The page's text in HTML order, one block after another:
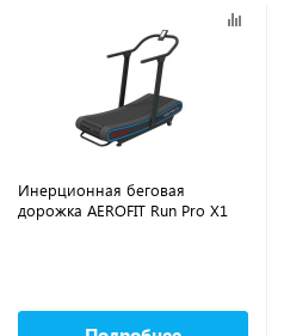
Инерционная беговая
дорожка AEROFIT Run Pro X1